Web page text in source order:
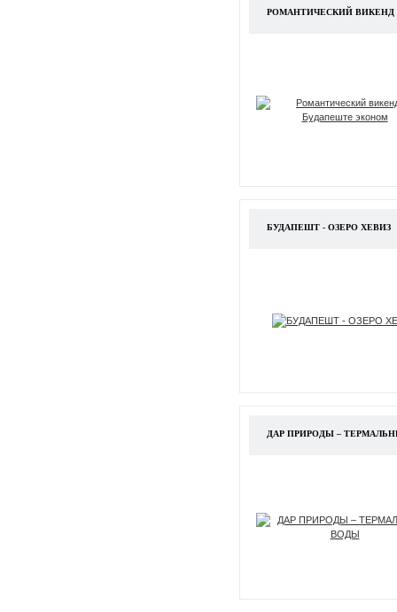
РОМАНТИЧЕСКИЙ
БУДАПЕШТ - ОЗЕРО ХЕВИЗ
ДАР ПРИРОДЫ –